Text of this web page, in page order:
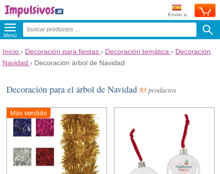
Enviar a:
Menú
Inicio › Decoración para fiestas › Decoración temática › Decoración
Navidad › Decoración árbol de Navidad
Decoración para el árbol de Navidad83 productos
Más vendido